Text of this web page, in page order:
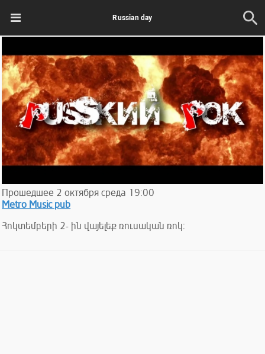
Russian day
Прошедшее 2 октября среда 19:00
Metro Music pub
Հոկտեմբերի 2- ին վայելեք ռուսական ռոկ: